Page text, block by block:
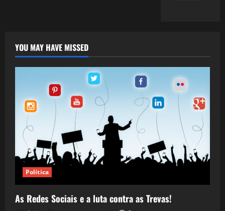
YOU MAY HAVE MISSED
Política
As Redes Sociais e a luta contra as Trevas!